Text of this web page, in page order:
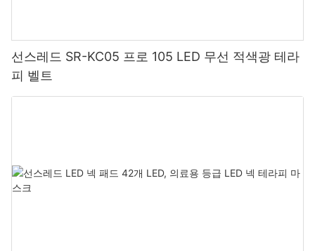
선스레드 SR-KC05 프로 105 LED 무선 적색광 테라
피 벨트